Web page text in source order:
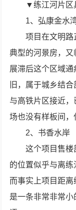
▼练江河片区
1、弘康金水
项目在文明路
典型的河景房，
展滞后这个区域
旧，属于城乡结
与高铁片区接近
场也没有样板间，
2、书香水岸
这个项目售
的位置似乎与离练
而事实上项目距
是一条非常非常